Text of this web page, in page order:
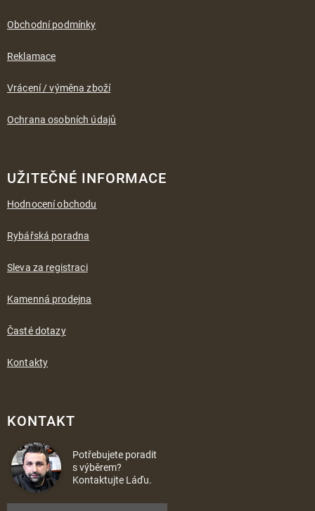
Obchodní podmínky
Reklamace
Vrácení / výměna zboží
Ochrana osobních údajů
UŽITEČNÉ INFORMACE
Hodnocení obchodu
Rybářská poradna
Sleva za registraci
Kamenná prodejna
Časté dotazy
Kontakty
KONTAKT
Potřebujete poradit
s výběrem?
Kontaktujte Láďu.